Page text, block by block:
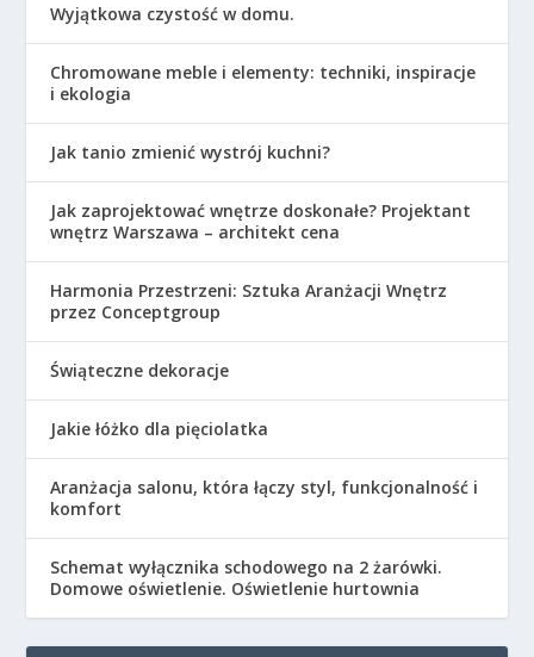
Wyjątkowa czystość w domu.
Chromowane meble i elementy: techniki, inspiracje
i ekologia
Jak tanio zmienić wystrój kuchni?
Jak zaprojektować wnętrze doskonałe? Projektant
wnętrz Warszawa – architekt cena
Harmonia Przestrzeni: Sztuka Aranżacji Wnętrz
przez Conceptgroup
Świąteczne dekoracje
Jakie łóżko dla pięciolatka
Aranżacja salonu, która łączy styl, funkcjonalność i
komfort
Schemat wyłącznika schodowego na 2 żarówki.
Domowe oświetlenie. Oświetlenie hurtownia